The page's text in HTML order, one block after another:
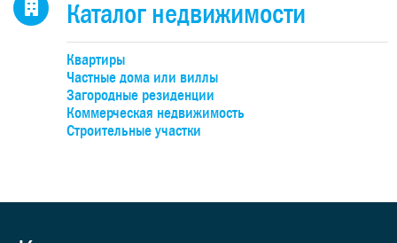
Каталог недвижимости
Квартиры
Частные дома или виллы
Загородные резиденции
Коммерческая недвижимость
Строительные участки